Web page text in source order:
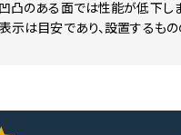
凸のある面では性能が低下しま
示は目安であり、設置するもの